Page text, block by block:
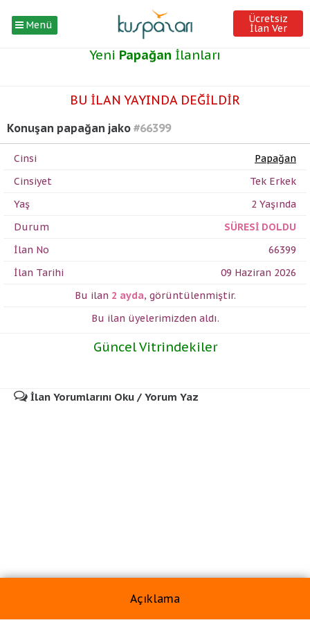
Menü Ücretsiz
İlan Ver
Yeni Papağan İlanları
BU İLAN YAYINDA DEĞİLDİR
Konuşan papağan jako #66399
Cinsi
Papağan
Cinsiyet
Tek Erkek
Yaş
2 Yaşında
Durum
SÜRESİ DOLDU
İlan No
66399
İlan Tarihi
09 Haziran 2026
Bu ilan 2 ayda, görüntülenmiştir.
Bu ilan üyelerimizden aldı.
Güncel Vitrindekiler
İlan Yorumlarını Oku / Yorum Yaz
Açıklama